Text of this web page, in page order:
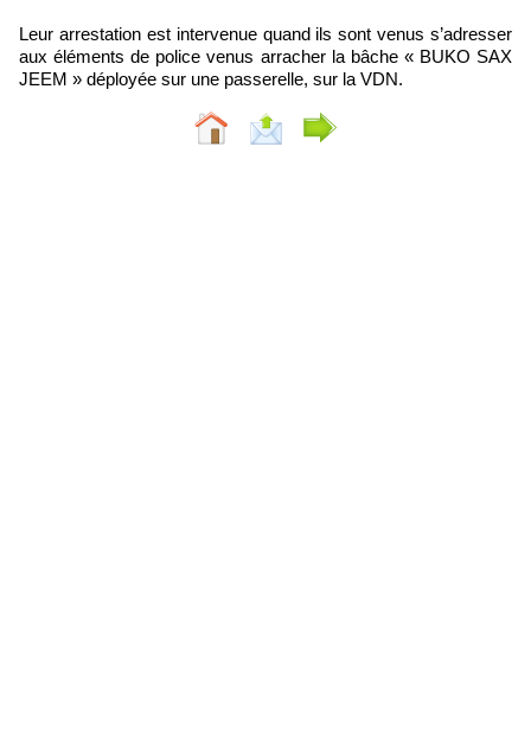
Leur arrestation est intervenue quand ils sont venus s’adresser
aux éléments de police venus arracher la bâche « BUKO SAX
JEEM » déployée sur une passerelle, sur la VDN.